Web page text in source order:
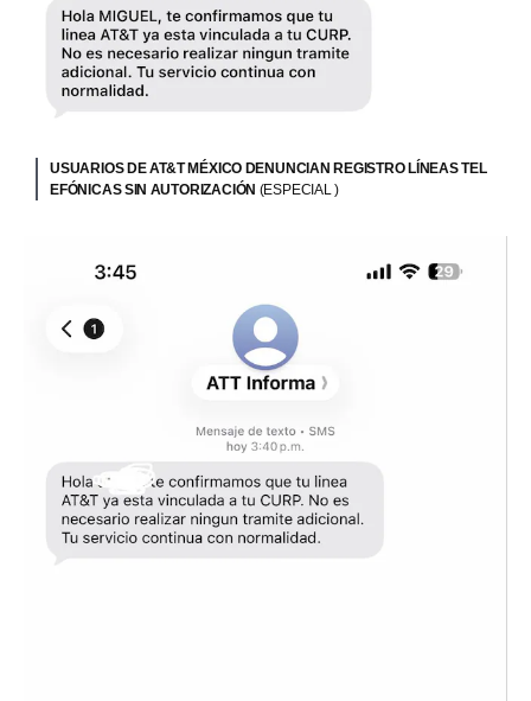
USUARIOS DE AT&T MÉXICO DENUNCIAN REGISTRO LÍNEAS TEL
EFÓNICAS SIN AUTORIZACIÓN (ESPECIAL )